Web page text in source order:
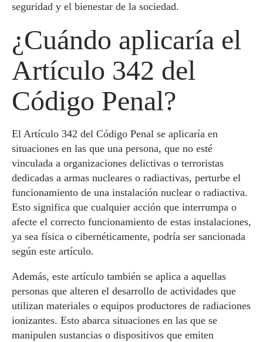
seguridad y el bienestar de la sociedad.
¿Cuándo aplicaría el
Artículo 342 del
Código Penal?
El Artículo 342 del Código Penal se aplicaría en
situaciones en las que una persona, que no esté
vinculada a organizaciones delictivas o terroristas
dedicadas a armas nucleares o radiactivas, perturbe el
funcionamiento de una instalación nuclear o radiactiva.
Esto significa que cualquier acción que interrumpa o
afecte el correcto funcionamiento de estas instalaciones,
ya sea física o cibernéticamente, podría ser sancionada
según este artículo.
Además, este artículo también se aplica a aquellas
personas que alteren el desarrollo de actividades que
utilizan materiales o equipos productores de radiaciones
ionizantes. Esto abarca situaciones en las que se
manipulen sustancias o dispositivos que emiten